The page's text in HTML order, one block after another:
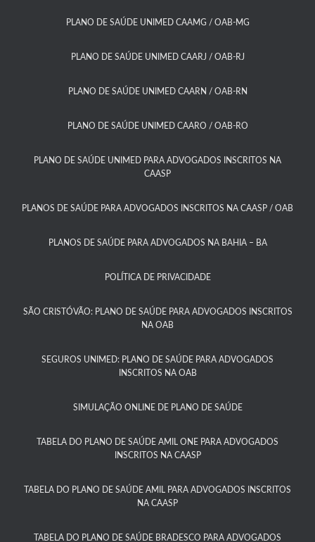
PLANO DE SAÚDE UNIMED CAAMG / OAB-MG​
PLANO DE SAÚDE UNIMED CAARJ / OAB-RJ​
PLANO DE SAÚDE UNIMED CAARN / OAB-RN
PLANO DE SAÚDE UNIMED CAARO / OAB-RO​
PLANO DE SAÚDE UNIMED PARA ADVOGADOS INSCRITOS NA
CAASP​
PLANOS DE SAÚDE PARA ADVOGADOS INSCRITOS NA CAASP / OAB
PLANOS DE SAÚDE PARA ADVOGADOS NA BAHIA – BA​
POLÍTICA DE PRIVACIDADE
SÃO CRISTÓVÃO: PLANO DE SAÚDE PARA ADVOGADOS INSCRITOS
NA OAB
SEGUROS UNIMED: PLANO DE SAÚDE PARA ADVOGADOS
INSCRITOS NA OAB
SIMULAÇÃO ONLINE DE PLANO DE SAÚDE
TABELA DO PLANO DE SAÚDE AMIL ONE PARA ADVOGADOS
INSCRITOS NA CAASP​
TABELA DO PLANO DE SAÚDE AMIL PARA ADVOGADOS INSCRITOS
NA CAASP​
TABELA DO PLANO DE SAÚDE BRADESCO PARA ADVOGADOS